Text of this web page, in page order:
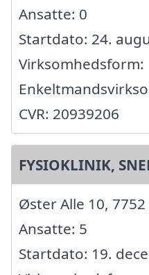
Ansatte: 0
Startdato: 24.
Virksomhedsform:
CVR: 20939206
FYSIOKLINIK,
Øster Alle 10, 7752
Ansatte: 5
Startdato: 19.